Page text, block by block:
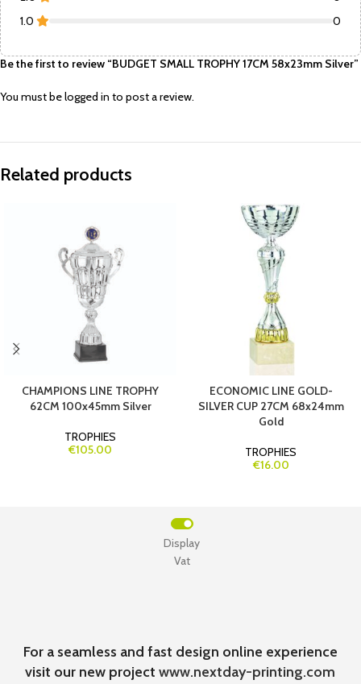
1.0
0
Be the first to review “BUDGET SMALL TROPHY 17CM 58x23mm Silver”
You must belogged in to post a review.
Related products
CHAMPIONS LINE TROPHY
62CM 100x45mm Silver
TROPHIES
€105.00
ECONOMIC LINE GOLD-
SILVER CUP 27CM 68x24mm
Gold
TROPHIES
€16.00
Vat
Display
For a seamless and fast design online experience
visit our new projectwww.nextday-printing.com